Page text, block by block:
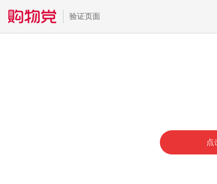
验证页面
点